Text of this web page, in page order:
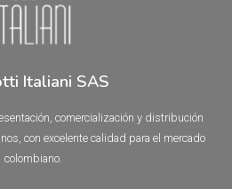
Italiani SAS
comercialización y distribución
con excelente calidad para el mercado
colombiano.